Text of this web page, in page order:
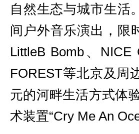
自然生态与城市生活
间户外音乐演出，限
LittleB Bomb、
FOREST等北京及周
元的河畔生活方式体
术装置“Cry Me An